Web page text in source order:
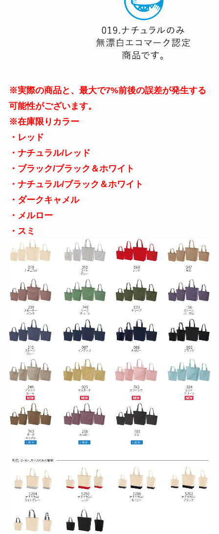
※実際の商品と、最大で7%前後の誤差が発生する
可能性がございます。
※在庫限りカラー
・レッド
・ナチュラル/レッド
・ブラック/ブラック＆ホワイト
・ナチュラル/ブラック＆ホワイト
・ダークキャメル
・メルロー
・スミ